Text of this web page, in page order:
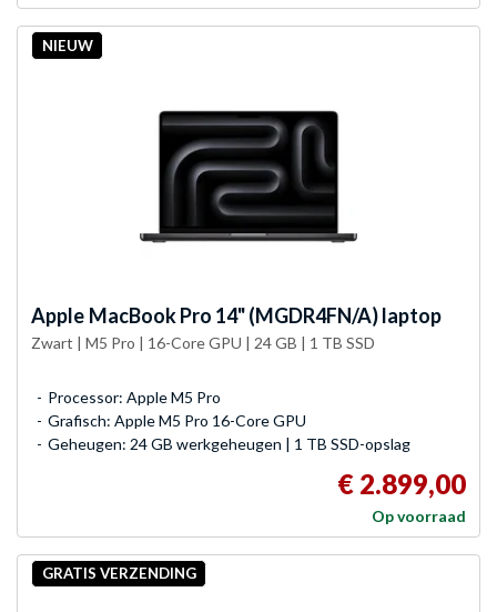
NIEUW
Apple MacBook Pro 14" (MGDR4FN/A) laptop
Zwart | M5 Pro | 16-Core GPU | 24 GB | 1 TB SSD
Processor: Apple M5 Pro
Grafisch: Apple M5 Pro 16-Core GPU
Geheugen: 24 GB werkgeheugen | 1 TB SSD-opslag
€ 2.899,00
Op voorraad
GRATIS VERZENDING